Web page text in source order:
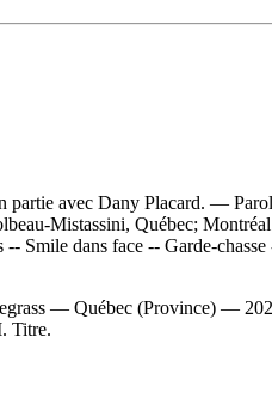
avec Dany Placard. —
Mistassini, Québec;
Smile dans face -- Garde-
— Québec (Province) —
Titre.